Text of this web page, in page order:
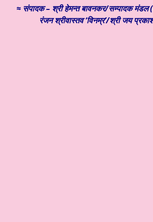
≈ संपादक – श्री हेमन्त बावनकर/सम्पादक मंडल
रंजन श्रीवास्तव ‘विनम्र’/श्री जय